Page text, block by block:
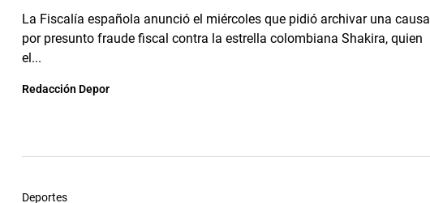
La Fiscalía española anunció el miércoles que pidió archivar una causa
por presunto fraude fiscal contra la estrella colombiana Shakira, quien
el...
Redacción Depor
Deportes